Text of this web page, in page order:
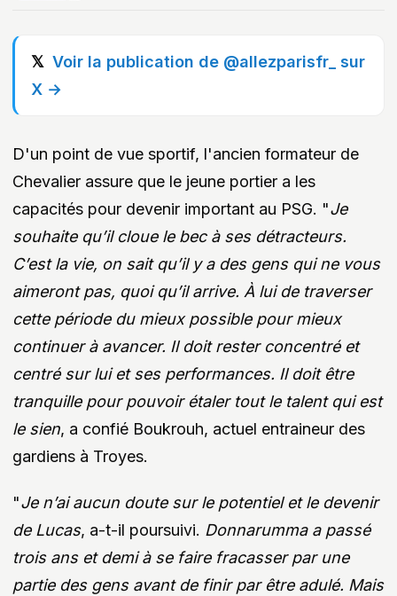
Voir la publication de @allezparisfr_ sur
X →
D'un point de vue sportif, l'ancien formateur de
Chevalier assure que le jeune portier a les
capacités pour devenir important au PSG. "Je
souhaite qu’il cloue le bec à ses détracteurs.
C’est la vie, on sait qu’il y a des gens qui ne vous
aimeront pas, quoi qu’il arrive. À lui de traverser
cette période du mieux possible pour mieux
continuer à avancer. Il doit rester concentré et
centré sur lui et ses performances. Il doit être
tranquille pour pouvoir étaler tout le talent qui est
le sien, a confié Boukrouh, actuel entraineur des
gardiens à Troyes.
"Je n’ai aucun doute sur le potentiel et le devenir
de Lucas, a-t-il poursuivi. Donnarumma a passé
trois ans et demi à se faire fracasser par une
partie des gens avant de finir par être adulé. Mais